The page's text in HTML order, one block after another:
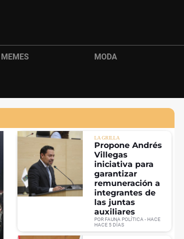
MEMES MODA
LA GRILLA
Propone Andrés
Villegas
iniciativa para
garantizar
remuneración a
integrantes de
las juntas
auxiliares
POR FAUNA POLÍTICA- HACE
HACE 5 DÍAS